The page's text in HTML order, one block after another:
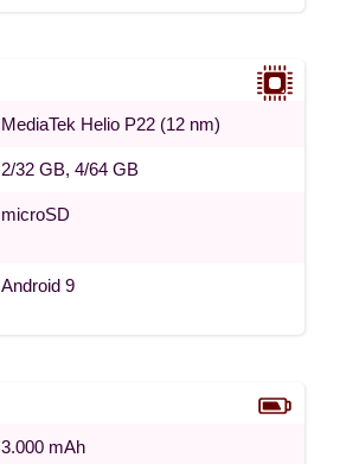
MediaTek Helio P22 (12 nm)
2/32 GB, 4/64 GB
microSD
Android 9
3.000 mAh